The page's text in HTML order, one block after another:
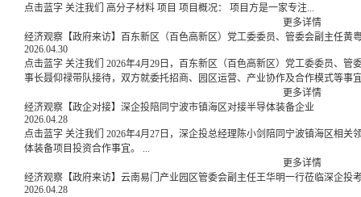
点击蓝字 关注我们 高分子材料 项目 项目概况： 项目方是一家专注...
更多详情
经济观察【政府来访】百东新区（百色高新区）党工委委员、管委会副主任黄
2026.04.30
点击蓝字 关注我们 2026年4月29日，百东新区（百色高新区）党工委委员、管委会副主任黄粤一行到访深企投考察座谈。深企投董
更多详情
经济观察【政企对接】深企投陪同宁波市镇海区对接半导体装备企业
2026.04.28
点击蓝字 关注我们 2026年4月27日，深企投总经理陈小剑陪同宁波镇海区相关领导，赴一家专精特新企业开展交流对接，洽谈半导
体装备项目投资合作事宜。 ...
更多详情
经济观察【政府来访】云南易门产业园区管委会副主任王华明一行莅临深企投
2026.04.28